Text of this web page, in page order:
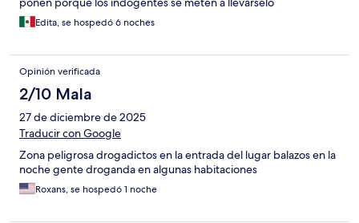
Edita, se hospedó 6 noches
Opinión verificada
2/10 Mala
27 de diciembre de 2025
Traducir con Google
Zona peligrosa drogadictos en la entrada del lugar balazos en la
noche gente droganda en algunas habitaciones
Roxans, se hospedó 1 noche